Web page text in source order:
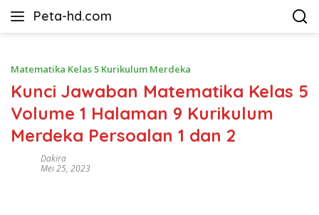
Peta-hd.com
Kumpulan
HD
Matematika Kelas 5 Kurikulum Merdeka
Kunci Jawaban Matematika Kelas 5
Volume 1 Halaman 9 Kurikulum
Merdeka Persoalan 1 dan 2
Dakira
Mei 25, 2023